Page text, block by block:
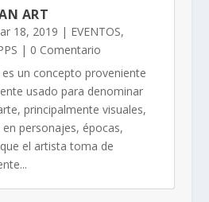
ART
18, 2019 | EVENTOS,
| 0 Comentario
un concepto proveniente
usado para denominar
principalmente visuales,
personajes, épocas,
el artista toma de